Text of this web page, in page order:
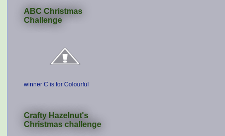
ABC Christmas
Challenge
winner C is for Colourful
Crafty Hazelnut's
Christmas challenge